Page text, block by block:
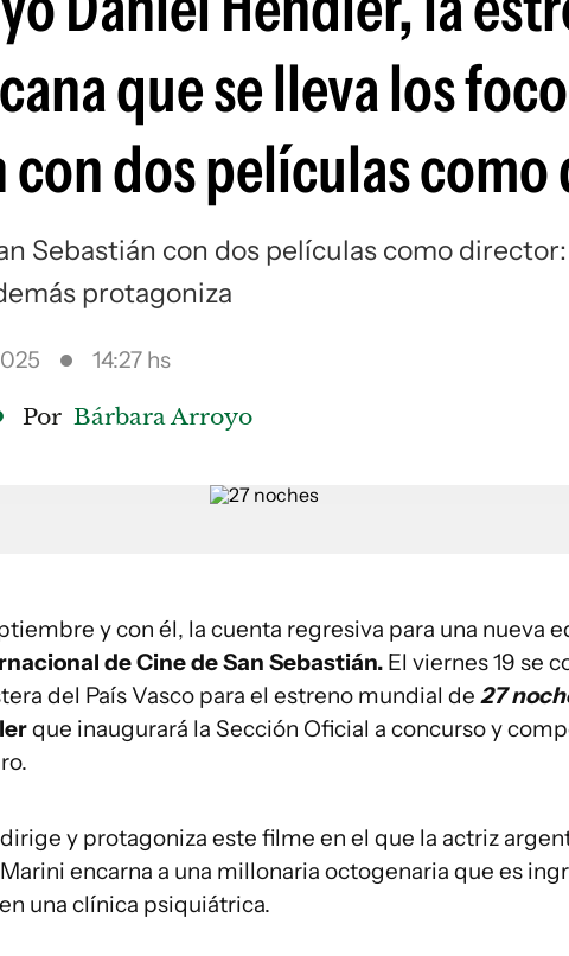
que se lleva los
con dos películas
Sebastián con dos películas como
protagoniza
14:27 hs
Por Bárbara Arroyo
y con él, la cuenta regresiva para una nueva
de Cine de San Sebastián. El viernes 19 se
del País Vasco para el estreno mundial de 27
que inaugurará la Sección Oficial a concurso y
y protagoniza este filme en el que la actriz
encarna a una millonaria octogenaria que es
una clínica psiquiátrica.